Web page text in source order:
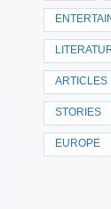
ARTICLES
STORIES
EUROPE